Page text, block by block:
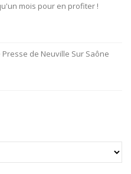
mois pour en profiter !
de Neuville Sur Saône